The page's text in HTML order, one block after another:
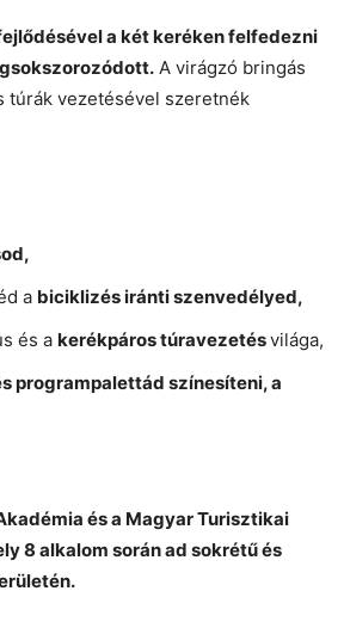
a két keréken felfedezni
A virágzó bringás
túrák vezetésével szeretnék
a biciklizés iránti szenvedélyed,
és a kerékpáros túravezetésvilága,
programpalettád színesíteni, a
és a Magyar Turisztikai
8 alkalom során ad sokrétű és